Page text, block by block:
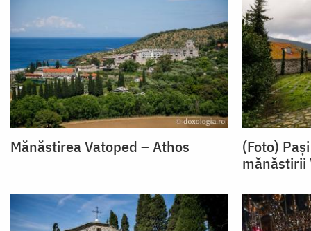
Mănăstirea Vatoped – Athos
(Foto)
mănăstirii